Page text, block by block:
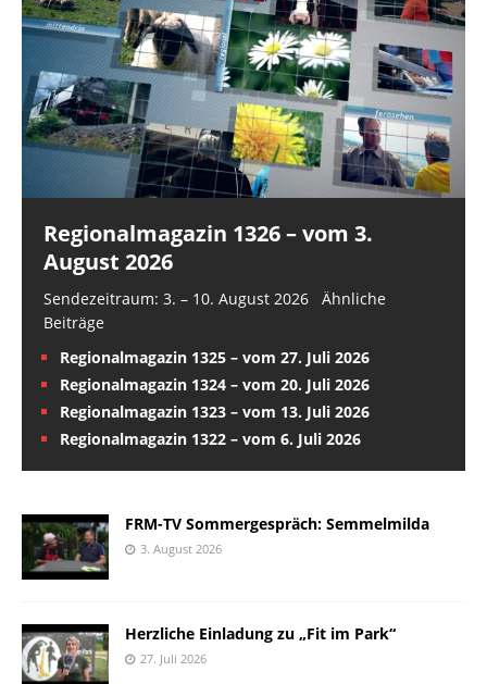
Regionalmagazin 1326 – vom 3.
August 2026
Sendezeitraum: 3. – 10. August 2026 Ähnliche
Beiträge
Regionalmagazin 1325 – vom 27. Juli 2026
Regionalmagazin 1324 – vom 20. Juli 2026
Regionalmagazin 1323 – vom 13. Juli 2026
Regionalmagazin 1322 – vom 6. Juli 2026
FRM-TV Sommergespräch: Semmelmilda
3. August 2026
Herzliche Einladung zu „Fit im Park“
27. Juli 2026